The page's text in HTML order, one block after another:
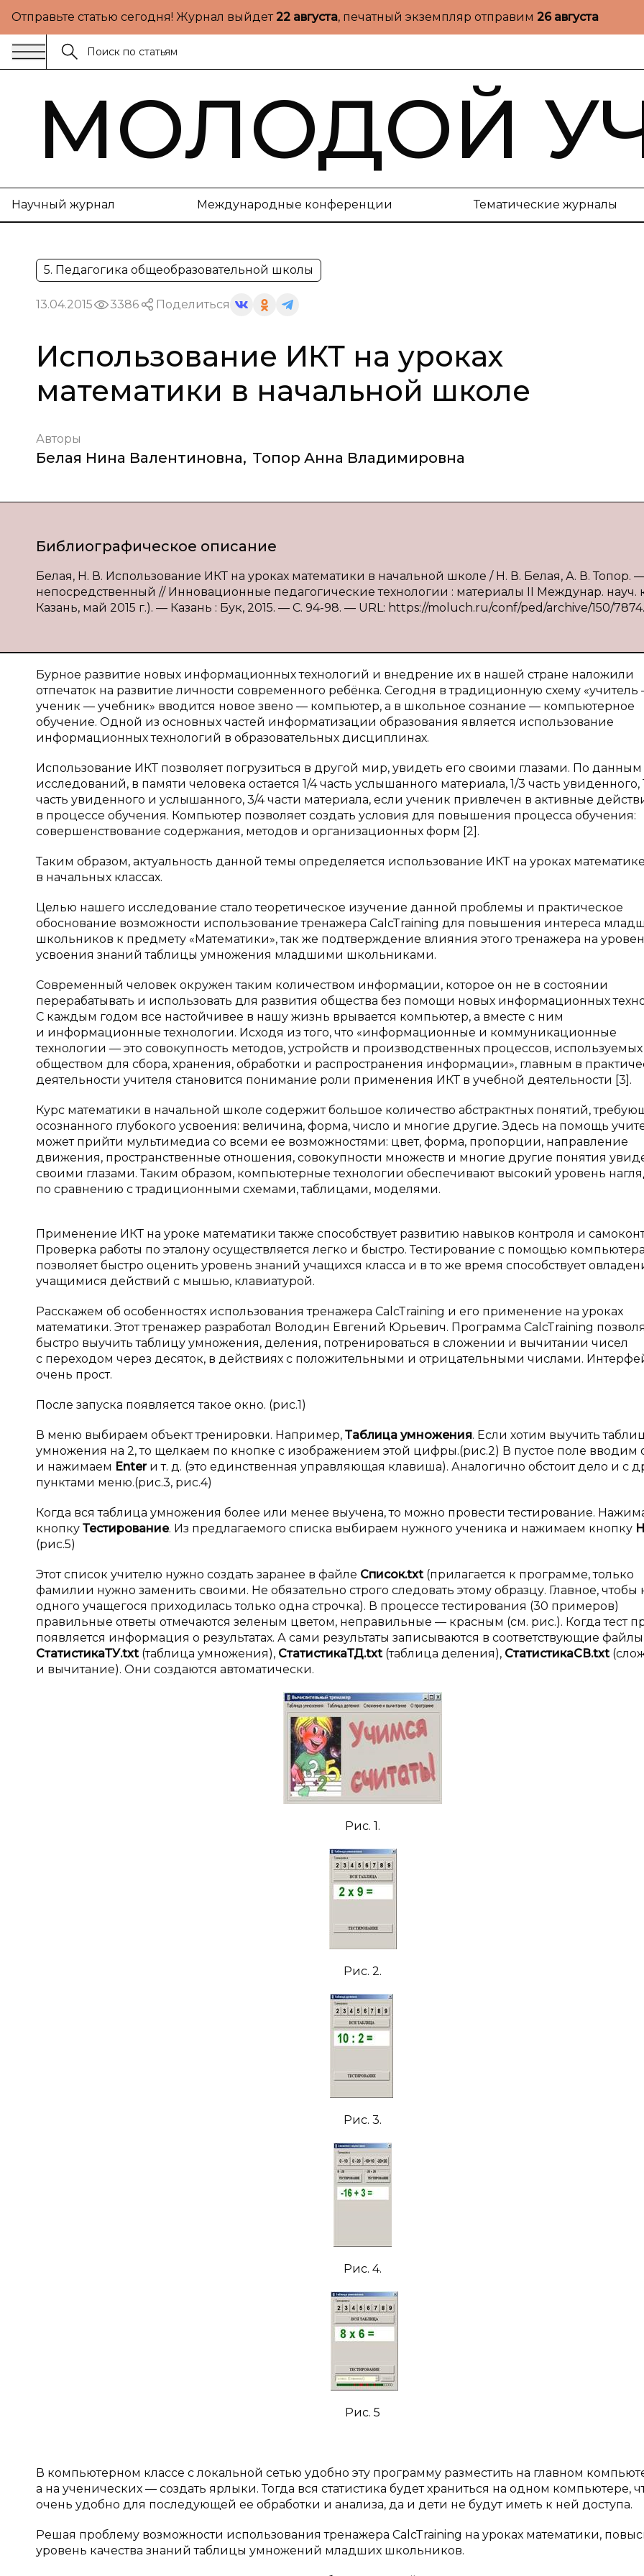
Отправьте статью сегодня! Журнал выйдет22 августа, печатный экземпляр отправим 26 августа
МОЛОДОЙ
Научный журнал Международные конференции Тематические журналы
5. Педагогика общеобразовательной школы
13.04.2015 3386 Поделиться
Использование ИКТ на уроках
математики в начальной школе
Авторы
Белая Нина Валентиновна, Топор Анна Владимировна
Библиографическое описание
Белая, Н. В. Использование ИКТ на уроках математики в начальной школе / Н. В. Белая, А. В. Топор. —
непосредственный // Инновационные педагогические технологии : материалы II Междунар. науч.
Казань, май 2015 г.). — Казань : Бук, 2015. — С. 94-98. — URL: https://moluch.ru/conf/ped/archive/150/7874.
Бурное развитие новых информационных технологий и внедрение их в нашей стране наложили
отпечаток на развитие личности современного ребёнка. Сегодня в традиционную схему
ученик — учебник» вводится новое звено — компьютер, а в школьное сознание — компьютерное
обучение. Одной из основных частей информатизации образования является использование
информационных технологий в образовательных дисциплинах.
Использование ИКТ позволяет погрузиться в другой мир, увидеть его своими глазами. По данным
исследований, в памяти человека остается 1/4 часть услышанного материала, 1/3 часть увиденного,
часть увиденного и услышанного, 3/4 части материала, если ученик привлечен в активные
в процессе обучения. Компьютер позволяет создать условия для повышения процесса обучения:
совершенствование содержания, методов и организационных форм [2].
Таким образом, актуальность данной темы определяется использование ИКТ на уроках математике
в начальных классах.
Целью нашего исследование стало теоретическое изучение данной проблемы и практическое
обоснование возможности использование тренажера CalcTraining для повышения интереса
школьников к предмету «Математики», так же подтверждение влияния этого тренажера на
усвоения знаний таблицы умножения младшими школьниками.
Современный человек окружен таким количеством информации, которое он не в состоянии
перерабатывать и использовать для развития общества без помощи новых информационных
С каждым годом все настойчивее в нашу жизнь врывается компьютер, а вместе с ним
и информационные технологии. Исходя из того, что «информационные и коммуникационные
технологии — это совокупность методов, устройств и производственных процессов, используемых
обществом для сбора, хранения, обработки и распространения информации», главным в
деятельности учителя становится понимание роли применения ИКТ в учебной деятельности [3].
Курс математики в начальной школе содержит большое количество абстрактных понятий,
осознанного глубокого усвоения: величина, форма, число и многие другие. Здесь на помощь
может прийти мультимедиа со всеми ее возможностями: цвет, форма, пропорции, направление
движения, пространственные отношения, совокупности множеств и многие другие понятия
своими глазами. Таким образом, компьютерные технологии обеспечивают высокий уровень
по сравнению с традиционными схемами, таблицами, моделями.
Применение ИКТ на уроке математики также способствует развитию навыков контроля и
Проверка работы по эталону осуществляется легко и быстро. Тестирование с помощью компьютера
позволяет быстро оценить уровень знаний учащихся класса и в то же время способствует
учащимися действий с мышью, клавиатурой.
Расскажем об особенностях использования тренажера CalcTraining и его применение на уроках
математики. Этот тренажер разработал Володин Евгений Юрьевич. Программа CalcTraining
быстро выучить таблицу умножения, деления, потренироваться в сложении и вычитании чисел
с переходом через десяток, в действиях с положительными и отрицательными числами.
очень прост.
После запуска появляется такое окно. (рис.1)
В меню выбираем объект тренировки. Например, Таблица умножения. Если хотим выучить
умножения на 2, то щелкаем по кнопке с изображением этой цифры.(рис.2) В пустое поле вводим
и нажимаем Enterи т. д. (это единственная управляющая клавиша). Аналогично обстоит дело и с
пунктами меню.(рис.3, рис.4)
Когда вся таблица умножения более или менее выучена, то можно провести тестирование.
кнопку Тестирование. Из предлагаемого списка выбираем нужного ученика и нажимаем кнопку
(рис.5)
Этот список учителю нужно создать заранее в файле Список.txt (прилагается к программе, только
фамилии нужно заменить своими. Не обязательно строго следовать этому образцу. Главное, чтобы
одного учащегося приходилась только одна строчка). В процессе тестирования (30 примеров)
правильные ответы отмечаются зеленым цветом, неправильные — красным (см. рис.). Когда тест
появляется информация о результатах. А сами результаты записываются в соответствующие файлы
СтатистикаТУ.txt (таблица умножения), СтатистикаТД.txt (таблица деления), СтатистикаСВ.txt
и вычитание). Они создаются автоматически.
Рис. 1.
Рис. 2.
Рис. 3.
Рис. 4.
Рис. 5
В компьютерном классе с локальной сетью удобно эту программу разместить на главном
а на ученических — создать ярлыки. Тогда вся статистика будет храниться на одном компьютере,
очень удобно для последующей ее обработки и анализа, да и дети не будут иметь к ней доступа.
Решая проблему возможности использования тренажера CalcTraining на уроках математики,
уровень качества знаний таблицы умножений младших школьников.